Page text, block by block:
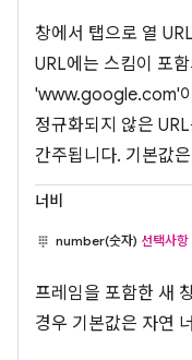
창에서 탭으로 열
URL에는 스킴이 포
'www.google.com'
정규화되지 않은
간주됩니다. 기본값
너비
number(숫자) 선택사항
프레임을 포함한 새
경우 기본값은 자연